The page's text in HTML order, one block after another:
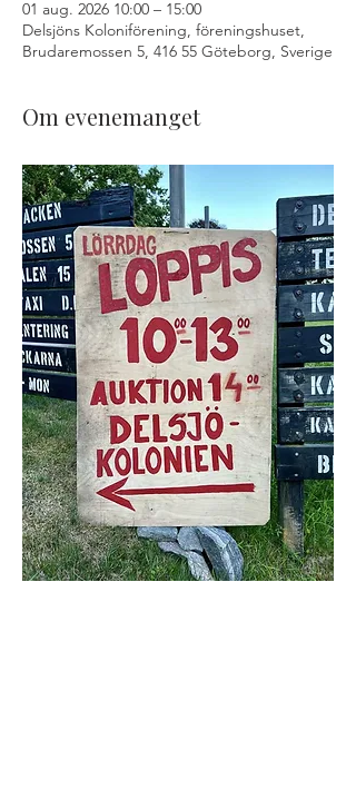
01 aug. 2026 10:00 – 15:00
Delsjöns Koloniförening, föreningshuset,
Brudaremossen 5, 416 55 Göteborg, Sverige
Om evenemanget